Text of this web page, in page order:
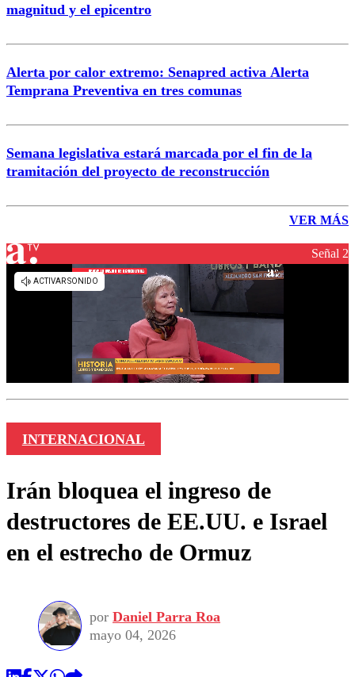
magnitud y el epicentro
Alerta por calor extremo: Senapred activa Alerta
Temprana Preventiva en tres comunas
Semana legislativa estará marcada por el fin de la
tramitación del proyecto de reconstrucción
VER MÁS
Señal 2
INTERNACIONAL
Irán bloquea el ingreso de
destructores de EE.UU. e Israel
en el estrecho de Ormuz
por Daniel Parra Roa
mayo 04, 2026